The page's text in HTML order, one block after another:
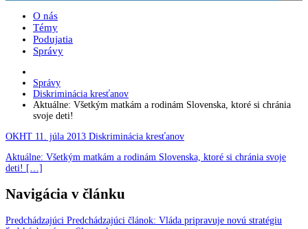
O nás
Témy
Podujatia
Správy
Správy
Diskriminácia kresťanov
Aktuálne: Všetkým matkám a rodinám Slovenska, ktoré si chránia
svoje deti!
OKHT 11. júla 2013 Diskriminácia kresťanov
Aktuálne: Všetkým matkám a rodinám Slovenska, ktoré si chránia svoje
deti! […]
Navigácia v článku
Predchádzajúci Predchádzajúci článok: Vláda pripravuje novú stratégiu